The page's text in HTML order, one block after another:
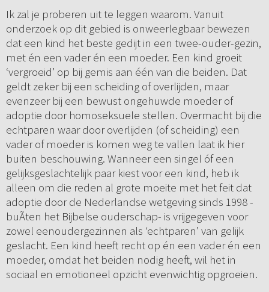
Ik zal je proberen uit te leggen waarom. Vanuit
onderzoek op dit gebied is onweerlegbaar bewezen
dat een kind het beste gedijt in een twee-ouder-gezin,
met én een vader én een moeder. Een kind groeit
‘vergroeid’ op bij gemis aan één van die beiden. Dat
geldt zeker bij een scheiding of overlijden, maar
evenzeer bij een bewust ongehuwde moeder of
adoptie door homoseksuele stellen. Overmacht bij die
echtparen waar door overlijden (of scheiding) een
vader of moeder is komen weg te vallen laat ik hier
buiten beschouwing. Wanneer een singel óf een
gelijksgeslachtelijk paar kiest voor een kind, heb ik
alleen om die reden al grote moeite met het feit dat
adoptie door de Nederlandse wetgeving sinds 1998 -
buÃ­ten het Bijbelse ouderschap- is vrijgegeven voor
zowel eenoudergezinnen als ‘echtparen’ van gelijk
geslacht. Een kind heeft recht op én een vader én een
moeder, omdat het beiden nodig heeft, wil het in
sociaal en emotioneel opzicht evenwichtig opgroeien.